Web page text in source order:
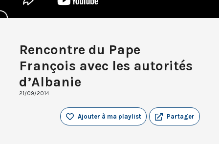
Rencontre du Pape
François avec les autorités
d’Albanie
21/09/2014
Partager
Ajouter à ma playlist